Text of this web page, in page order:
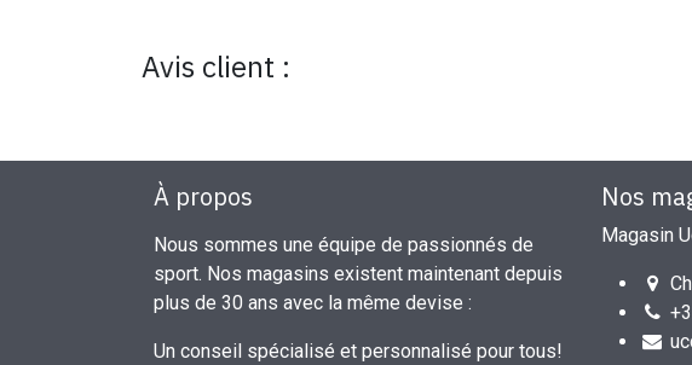
Avis client :
Nos
Magasin
À propos
Nous sommes une équipe de passionnés de
sport. Nos magasins existent maintenant depuis
plus de 30 ans avec la même devise :
Un conseil spécialisé et personnalisé pour tous!